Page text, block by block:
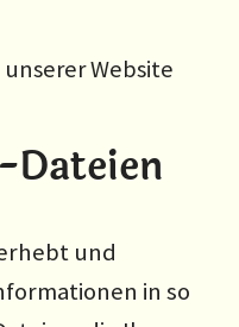
Website
und
in so